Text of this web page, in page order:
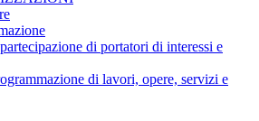
di portatori di interessi e
di lavori, opere, servizi e